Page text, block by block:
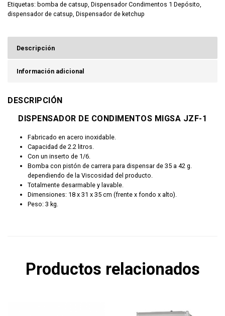
Etiquetas: bomba de catsup, Dispensador Condimentos 1 Depósito,
dispensador de catsup, Dispensador de ketchup
Descripción
Información adicional
DESCRIPCIÓN
DISPENSADOR DE CONDIMENTOS MIGSA JZF-1
Fabricado en acero inoxidable.
Capacidad de 2.2 litros.
Con un inserto de 1/6.
Bomba con pistón de carrera para dispensar de 35 a 42 g.
dependiendo de la Viscosidad del producto.
Totalmente desarmable y lavable.
Dimensiones: 18 x 31 x 35 cm (frente x fondo x alto).
Peso: 3 kg.
Productos relacionados